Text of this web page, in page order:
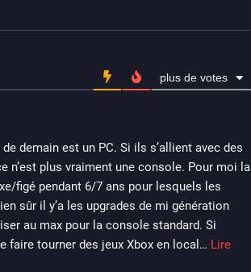
plus de votes
demain est un PC. Si ils s’allient avec des
n’est plus vraiment une console. Pour moi la
figé pendant 6/7 ans pour lesquels les
sûr il y’a les upgrades de mi génération
au max pour la console standard. Si
faire tourner des jeux Xbox en local … Lire